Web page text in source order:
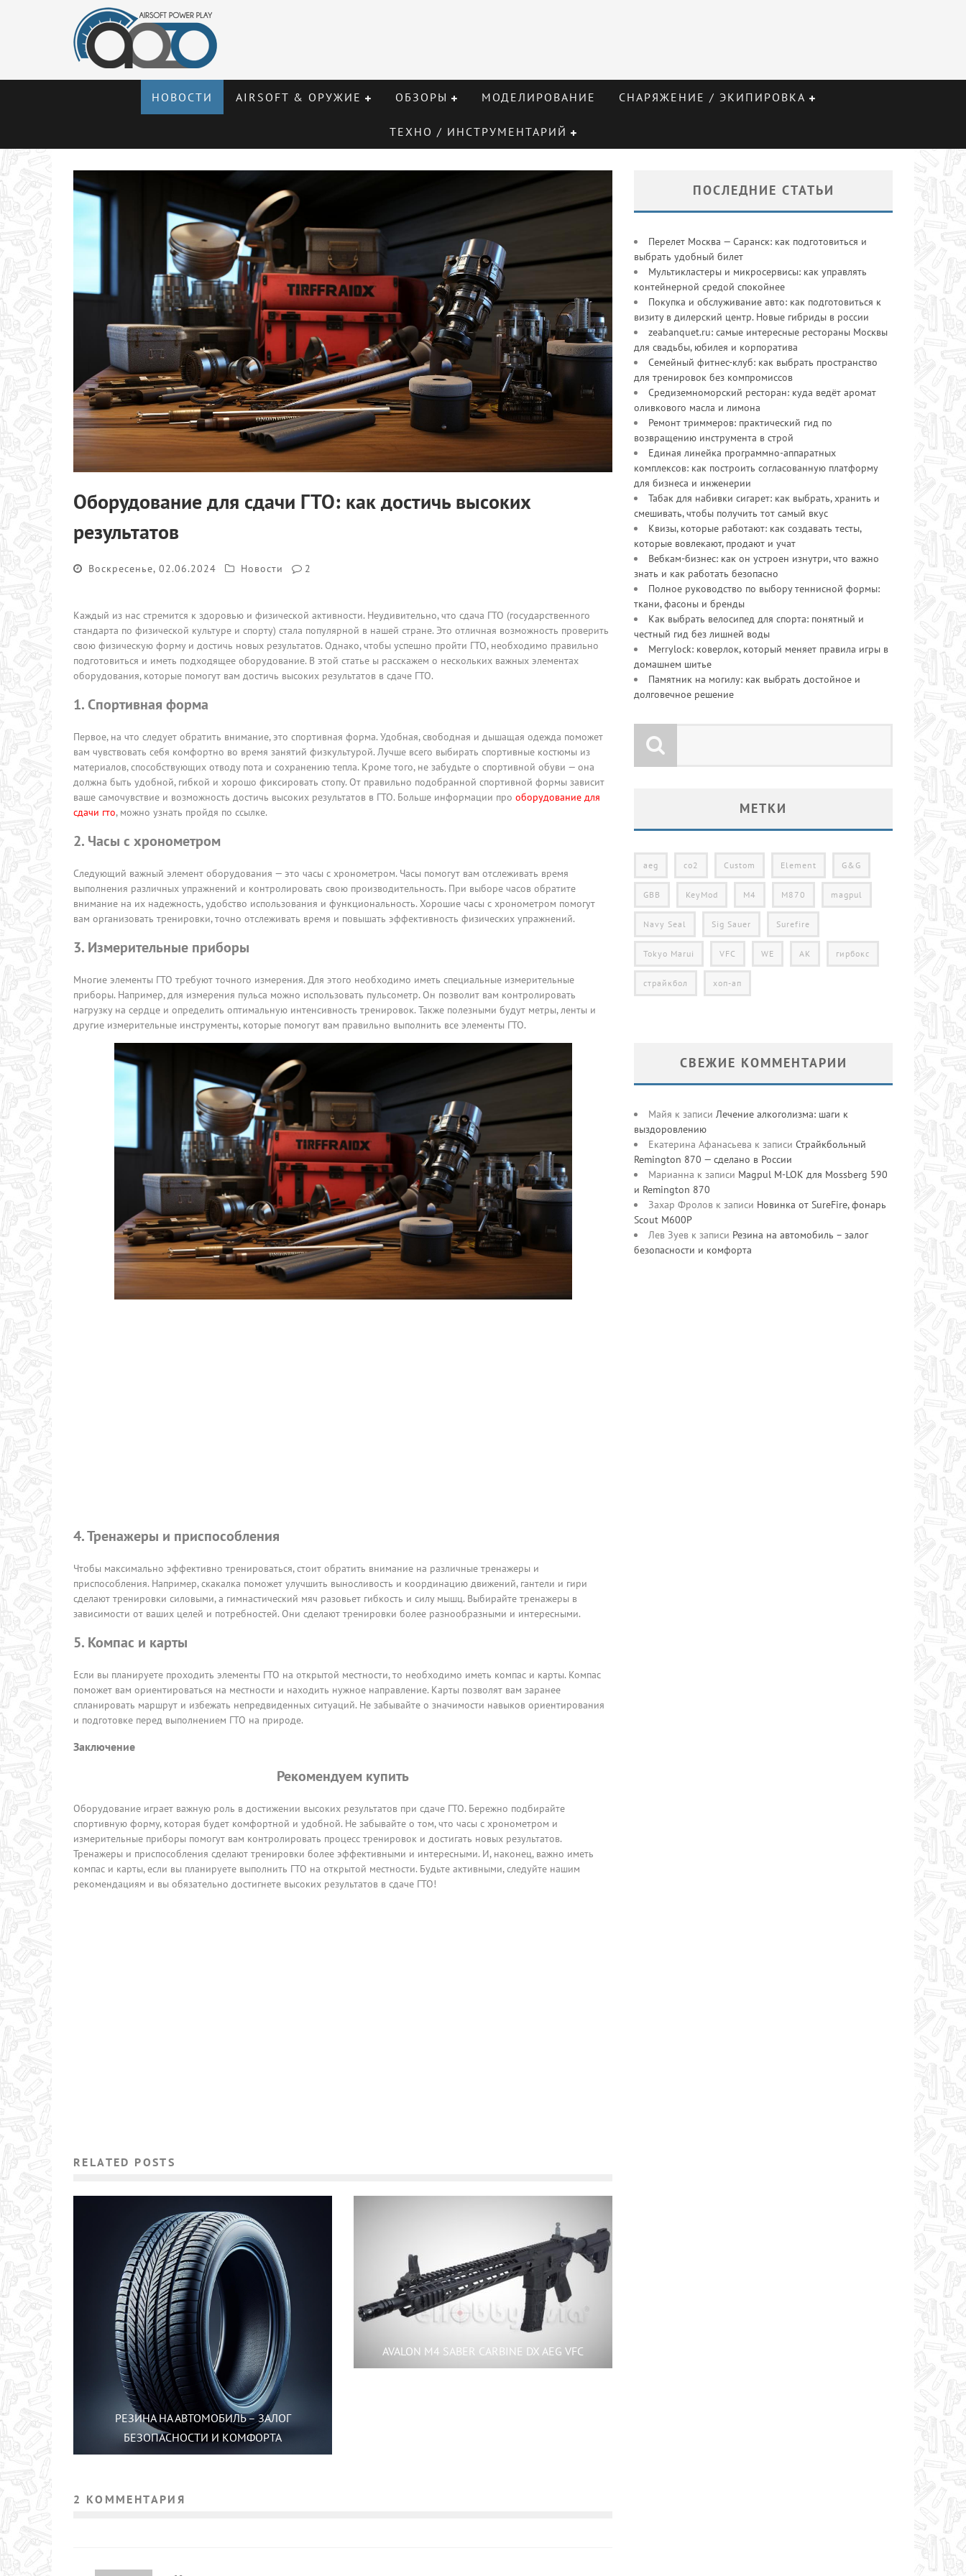
НОВОСТИ AIRSOFT & ОРУЖИЕ ОБЗОРЫ МОДЕЛИРОВАНИЕ СНАРЯЖЕНИЕ / ЭКИПИРОВКА
ТЕХНО / ИНСТРУМЕНТАРИЙ
Оборудование для сдачи ГТО: как достичь высоких
результатов
Воскресенье, 02.06.2024 Новости 2
Каждый из нас стремится к здоровью и физической активности. Неудивительно, что сдача ГТО (государственного
стандарта по физической культуре и спорту) стала популярной в нашей стране. Это отличная возможность проверить
свою физическую форму и достичь новых результатов. Однако, чтобы успешно пройти ГТО, необходимо правильно
подготовиться и иметь подходящее оборудование. В этой статье ы расскажем о нескольких важных элементах
оборудования, которые помогут вам достичь высоких результатов в сдаче ГТО.
1. Спортивная форма
Первое, на что следует обратить внимание, это спортивная форма. Удобная, свободная и дышащая одежда поможет
вам чувствовать себя комфортно во время занятий физкультурой. Лучше всего выбирать спортивные костюмы из
материалов, способствующих отводу пота и сохранению тепла. Кроме того, не забудьте о спортивной обуви — она
должна быть удобной, гибкой и хорошо фиксировать стопу. От правильно подобранной спортивной формы зависит
ваше самочувствие и возможность достичь высоких результатов в ГТО. Больше информации про оборудование для
сдачи гто, можно узнать пройдя по ссылке.
2. Часы с хронометром
Следующий важный элемент оборудования — это часы с хронометром. Часы помогут вам отслеживать время
выполнения различных упражнений и контролировать свою производительность. При выборе часов обратите
внимание на их надежность, удобство использования и функциональность. Хорошие часы с хронометром помогут
вам организовать тренировки, точно отслеживать время и повышать эффективность физических упражнений.
3. Измерительные приборы
Многие элементы ГТО требуют точного измерения. Для этого необходимо иметь специальные измерительные
приборы. Например, для измерения пульса можно использовать пульсометр. Он позволит вам контролировать
нагрузку на сердце и определить оптимальную интенсивность тренировок. Также полезными будут метры, ленты и
другие измерительные инструменты, которые помогут вам правильно выполнить все элементы ГТО.
4. Тренажеры и приспособления
Чтобы максимально эффективно тренироваться, стоит обратить внимание на различные тренажеры и
приспособления. Например, скакалка поможет улучшить выносливость и координацию движений, гантели и гири
сделают тренировки силовыми, а гимнастический мяч разовьет гибкость и силу мышц. Выбирайте тренажеры в
зависимости от ваших целей и потребностей. Они сделают тренировки более разнообразными и интересными.
5. Компас и карты
Если вы планируете проходить элементы ГТО на открытой местности, то необходимо иметь компас и карты. Компас
поможет вам ориентироваться на местности и находить нужное направление. Карты позволят вам заранее
спланировать маршрут и избежать непредвиденных ситуаций. Не забывайте о значимости навыков ориентирования
и подготовке перед выполнением ГТО на природе.
Заключение
Рекомендуем купить
Оборудование играет важную роль в достижении высоких результатов при сдаче ГТО. Бережно подбирайте
спортивную форму, которая будет комфортной и удобной. Не забывайте о том, что часы с хронометром и
измерительные приборы помогут вам контролировать процесс тренировок и достигать новых результатов.
Тренажеры и приспособления сделают тренировки более эффективными и интересными. И, наконец, важно иметь
компас и карты, если вы планируете выполнить ГТО на открытой местности. Будьте активными, следуйте нашим
рекомендациям и вы обязательно достигнете высоких результатов в сдаче ГТО!
RELATED POSTS
РЕЗИНА НА АВТОМОБИЛЬ – ЗАЛОГ
БЕЗОПАСНОСТИ И КОМФОРТА
AVALON M4 SABER CARBINE DX AEG VFC
2 КОММЕНТАРИЯ
ПОСЛЕДНИЕ СТАТЬИ
Перелет Москва — Саранск: как подготовиться и
выбрать удобный билет
Мультикластеры и микросервисы: как управлять
контейнерной средой спокойнее
Покупка и обслуживание авто: как подготовиться к
визиту в дилерский центр. Новые гибриды в россии
zeabanquet.ru: самые интересные рестораны Москвы
для свадьбы, юбилея и корпоратива
Семейный фитнес-клуб: как выбрать пространство
для тренировок без компромиссов
Средиземноморский ресторан: куда ведёт аромат
оливкового масла и лимона
Ремонт триммеров: практический гид по
возвращению инструмента в строй
Единая линейка программно-аппаратных
комплексов: как построить согласованную платформу
для бизнеса и инженерии
Табак для набивки сигарет: как выбрать, хранить и
смешивать, чтобы получить тот самый вкус
Квизы, которые работают: как создавать тесты,
которые вовлекают, продают и учат
Вебкам-бизнес: как он устроен изнутри, что важно
знать и как работать безопасно
Полное руководство по выбору теннисной формы:
ткани, фасоны и бренды
Как выбрать велосипед для спорта: понятный и
честный гид без лишней воды
Merrylock: коверлок, который меняет правила игры в
домашнем шитье
Памятник на могилу: как выбрать достойное и
долговечное решение
МЕТКИ
aeg co2 Custom Element G&G
GBB KeyMod M4 M870 magpul
Navy Seal Sig Sauer Surefire
Tokyo Marui VFC WE АК гирбокс
страйкбол хоп-ап
СВЕЖИЕ КОММЕНТАРИИ
Майя к записи Лечение алкоголизма: шаги к
выздоровлению
Екатерина Афанасьева к записи Страйкбольный
Remington 870 — сделано в России
Марианна к записи Magpul M-LOK для Mossberg 590
и Remington 870
Захар Фролов к записи Новинка от SureFire, фонарь
Scout M600P
Лев Зуев к записи Резина на автомобиль – залог
безопасности и комфорта